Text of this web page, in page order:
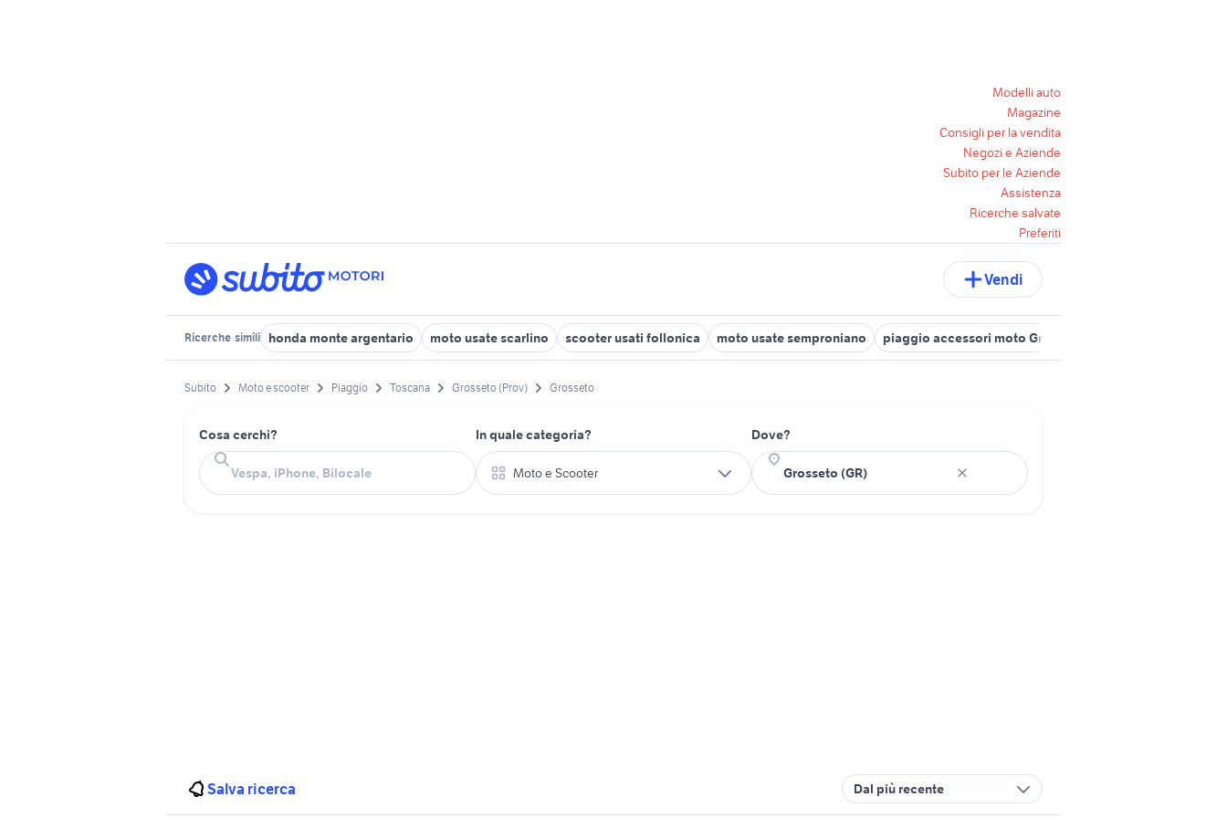
Modelli auto
Magazine
Consigli per la vendita
Negozi e Aziende
Subito per le Aziende
Assistenza
Ricerche salvate
Preferiti
Vendi
Ricerche simili honda monte argentario moto usate scarlino scooter usati follonica moto usate semproniano piaggio accessori moto Grosseto provincia
Subito Moto e scooter Piaggio Toscana Grosseto (Prov) Grosseto
Cosa cerchi? In quale categoria?
Moto e Scooter
Dove?
Salva ricerca Dal più recente